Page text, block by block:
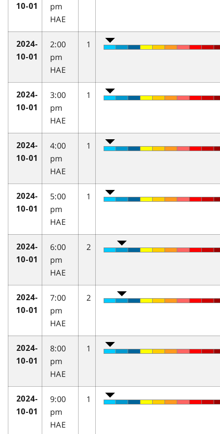
10-01
pm
HAE
2024-
10-01
2:00
pm
HAE
1
2024-
10-01
3:00
pm
HAE
1
2024-
10-01
4:00
pm
HAE
1
2024-
10-01
5:00
pm
HAE
1
2024-
10-01
6:00
pm
HAE
2
2024-
10-01
7:00
pm
HAE
2
2024-
10-01
8:00
pm
HAE
1
2024-
10-01
9:00
pm
HAE
1